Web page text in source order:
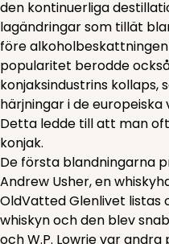
den kontinuerliga
lagändringar som tillät
före
popularitet berodde
konjaksindustrins kollaps,
härjningar i de
Detta ledde till att man
konjak.
De första blandningarna
Andrew Usher, en
OldVatted Glenlivet
whiskyn och den blev
och W.P. Lowrie var